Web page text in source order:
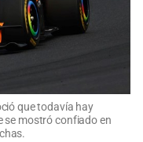
que todavía hay
se mostró confiado en